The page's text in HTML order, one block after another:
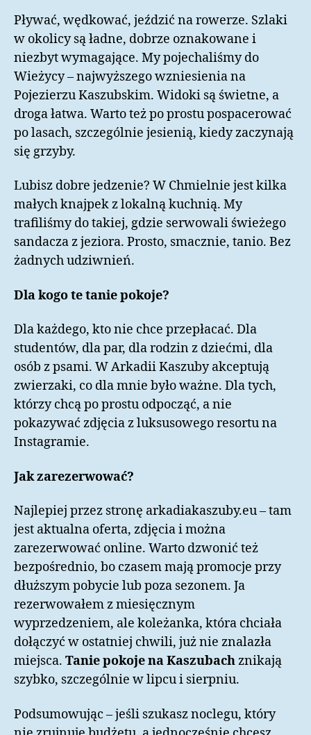
Pływać, wędkować, jeździć na rowerze. Szlaki
w okolicy są ładne, dobrze oznakowane i
niezbyt wymagające. My pojechaliśmy do
Wieżycy – najwyższego wzniesienia na
Pojezierzu Kaszubskim. Widoki są świetne, a
droga łatwa. Warto też po prostu pospacerować
po lasach, szczególnie jesienią, kiedy zaczynają
się grzyby.
Lubisz dobre jedzenie? W Chmielnie jest kilka
małych knajpek z lokalną kuchnią. My
trafiliśmy do takiej, gdzie serwowali świeżego
sandacza z jeziora. Prosto, smacznie, tanio. Bez
żadnych udziwnień.
Dla kogo te tanie pokoje?
Dla każdego, kto nie chce przepłacać. Dla
studentów, dla par, dla rodzin z dziećmi, dla
osób z psami. W Arkadii Kaszuby akceptują
zwierzaki, co dla mnie było ważne. Dla tych,
którzy chcą po prostu odpocząć, a nie
pokazywać zdjęcia z luksusowego resortu na
Instagramie.
Jak zarezerwować?
Najlepiej przez stronę arkadiakaszuby.eu – tam
jest aktualna oferta, zdjęcia i można
zarezerwować online. Warto dzwonić też
bezpośrednio, bo czasem mają promocje przy
dłuższym pobycie lub poza sezonem. Ja
rezerwowałem z miesięcznym
wyprzedzeniem, ale koleżanka, która chciała
dołączyć w ostatniej chwili, już nie znalazła
miejsca. Tanie pokoje na Kaszubachznikają
szybko, szczególnie w lipcu i sierpniu.
Podsumowując – jeśli szukasz noclegu, który